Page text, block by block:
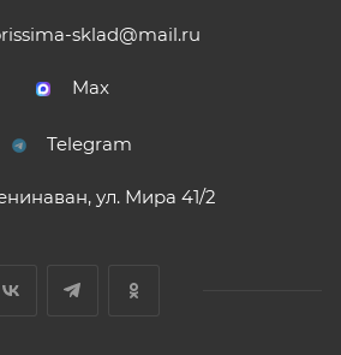
sklad@mail.ru
Max
Telegram
ул. Мира 41/2